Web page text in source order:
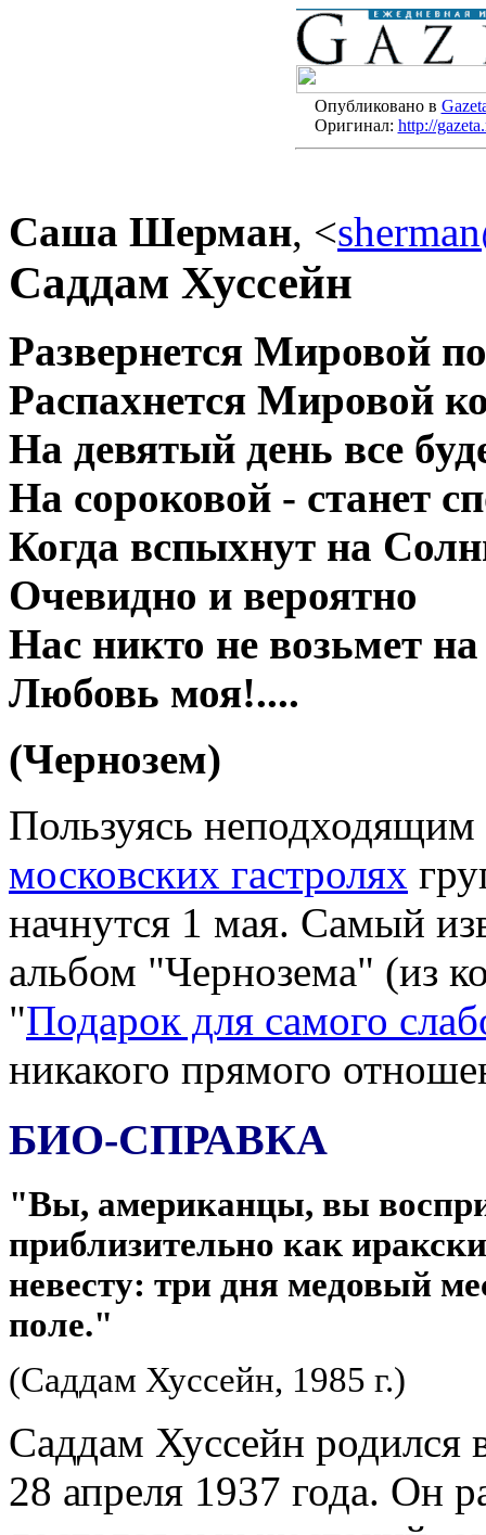
Опубликовано в
Оригинал: http://
Саша Шерман, <
Саддам Хуссейн
Развернется Мировой
Распахнется Мировой
На девятый день все
На сороковой - станет
Когда вспыхнут на
Очевидно и вероятно
Нас никто не возьмет
Любовь моя!....
(Чернозем)
Пользуясь
московских гастролях
начнутся 1 мая. Самый
альбом "Чернозема" (из
"Подарок для самого
никакого прямого
БИО-СПРАВКА
"Вы, американцы, вы
приблизительно как
невесту: три дня медовый
поле."
(Саддам Хуссейн, 1985 г.)
Саддам Хуссейн родился
28 апреля 1937 года. Он